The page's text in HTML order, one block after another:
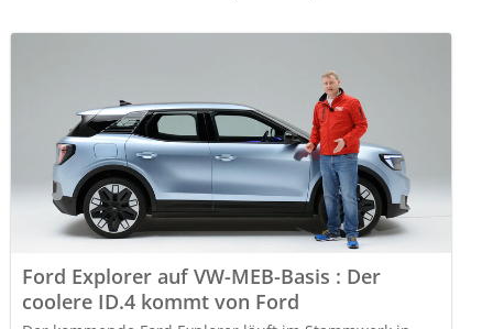
Ford Explorer auf VW-MEB-Basis : Der
coolere ID.4 kommt von Ford